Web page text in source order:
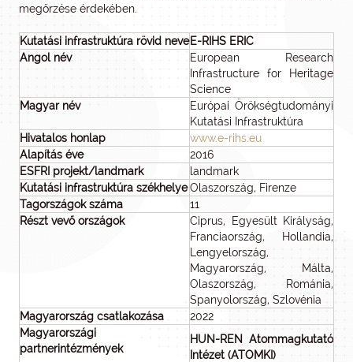
megőrzése érdekében.
Kutatási infrastruktúra rövid neveE-RIHS ERIC
Angol név
European Research
Infrastructure for Heritage
Science
Magyar név
Európai Örökségtudományi
Kutatási Infrastruktúra
Hivatalos honlap
www.e-rihs.eu
Alapítás éve
2016
ESFRI projekt/landmark
landmark
Kutatási infrastruktúra székhelyeOlaszország, Firenze
Tagországok száma
11
Részt vevő országok
Ciprus, Egyesült Királyság,
Franciaország, Hollandia,
Lengyelország,
Magyarország, Málta,
Olaszország, Románia,
Spanyolország, Szlovénia
Magyarország csatlakozása
2022
Magyarországi
partnerintézmények
HUN-REN Atommagkutató
Intézet (ATOMKI)